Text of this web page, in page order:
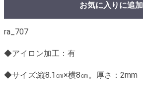
お気に入りに追加
ra_707
◆アイロン加工：有
◆サイズ:縦8.1㎝×横8㎝。厚さ：2mm